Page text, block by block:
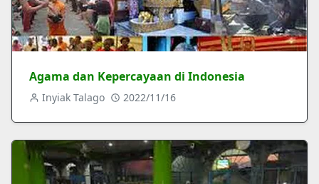
Agama dan Kepercayaan di Indonesia
Inyiak Talago 2022/11/16